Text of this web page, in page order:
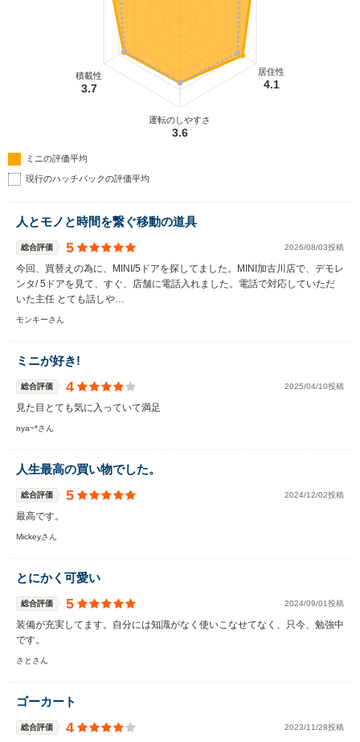
居住性
4.1
運転のしやすさ
3.6
積載性
3.7
ミニの評価平均
現行のハッチバックの評価平均
人とモノと時間を繋ぐ移動の道具
総合評価 5 2026/08/03投稿
今回、買替えの為に、MINI/5ドアを探してました。MINI加古川店で、デモレ
ンタ/ 5ドアを見て、すぐ、店舗に電話入れました。電話で対応していただ
いた主任 とても話しや…
モンキーさん
ミニが好き!
総合評価 4 2025/04/10投稿
見た目とても気に入っていて満足
nya~*さん
人生最高の買い物でした。
総合評価 5 2024/12/02投稿
最高です。
Mickeyさん
とにかく可愛い
総合評価 5 2024/09/01投稿
装備が充実してます。自分には知識がなく使いこなせてなく、只今、勉強中
です。
さとさん
ゴーカート
総合評価 4 2023/11/28投稿